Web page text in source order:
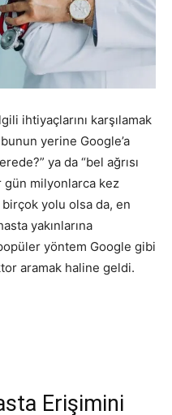
ihtiyaçlarını karşılamak
yerine Google’a
ya da “bel ağrısı
gün milyonlarca kez
birçok yolu olsa da, en
yakınlarına
yöntem Google gibi
aramak haline geldi.
Erişimini